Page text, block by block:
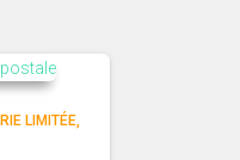
LIMITÉE